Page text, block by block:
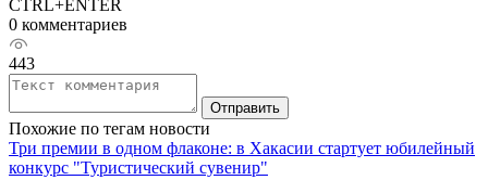
CTRL+ENTER
0 комментариев
443
Отправить
Похожие по тегам новости
Три премии в одном флаконе: в Хакасии стартует юбилейный
конкурс "Туристический сувенир"